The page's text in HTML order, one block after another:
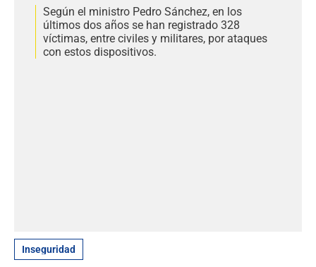
Según el ministro Pedro Sánchez, en los
últimos dos años se han registrado 328
víctimas, entre civiles y militares, por ataques
con estos dispositivos.
Inseguridad